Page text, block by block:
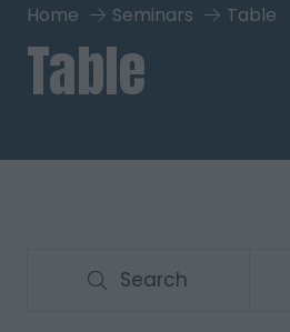
Home Seminars Table
Table
Search
Search